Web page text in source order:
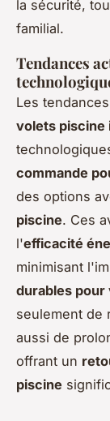
la sécurité,
familial.
Tendances
Les
volets piscine
commande
des options
piscine. Ces
l'efficacité
minimisant
durables pour
seulement de
aussi de
offrant un
piscine